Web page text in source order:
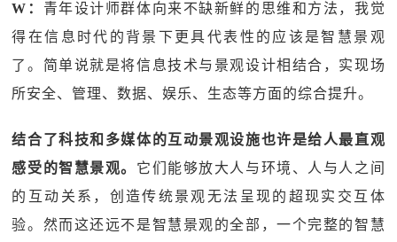
W： 青年设计师群体向来不缺新鲜的思维和方法，我觉
得在信息时代的背景下更具代表性的应该是智慧景观
了。简单说就是将信息技术与景观设计相结合，实现场
所安全、管理、数据、娱乐、生态等方面的综合提升。
结合了科技和多媒体的互动景观设施也许是给人最直观
感受的智慧景观。 它们能够放大人与环境、人与人之间
的互动关系，创造传统景观无法呈现的超现实交互体
验。然而这还远不是智慧景观的全部，一个完整的智慧